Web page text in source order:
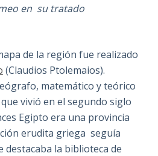
en su tratado
de la región fue realizado
(Claudios Ptolemaios).
matemático y teórico
vivió en el segundo siglo
Egipto era una provincia
erudita griega seguía
destacaba la biblioteca de